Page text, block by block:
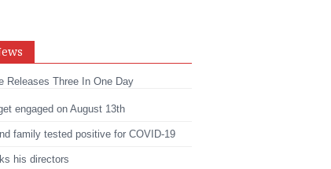
Releases Three In One Day
engaged on August 13th
family tested positive for COVID-19
his directors